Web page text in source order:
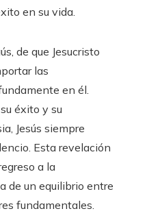
en su vida.
de que Jesucristo
las
en él.
éxito y su
Jesús siempre
Esta revelación
a la
de un equilibrio entre
fundamentales.